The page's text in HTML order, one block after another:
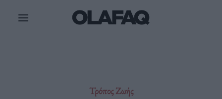
Τρόπος Ζωής